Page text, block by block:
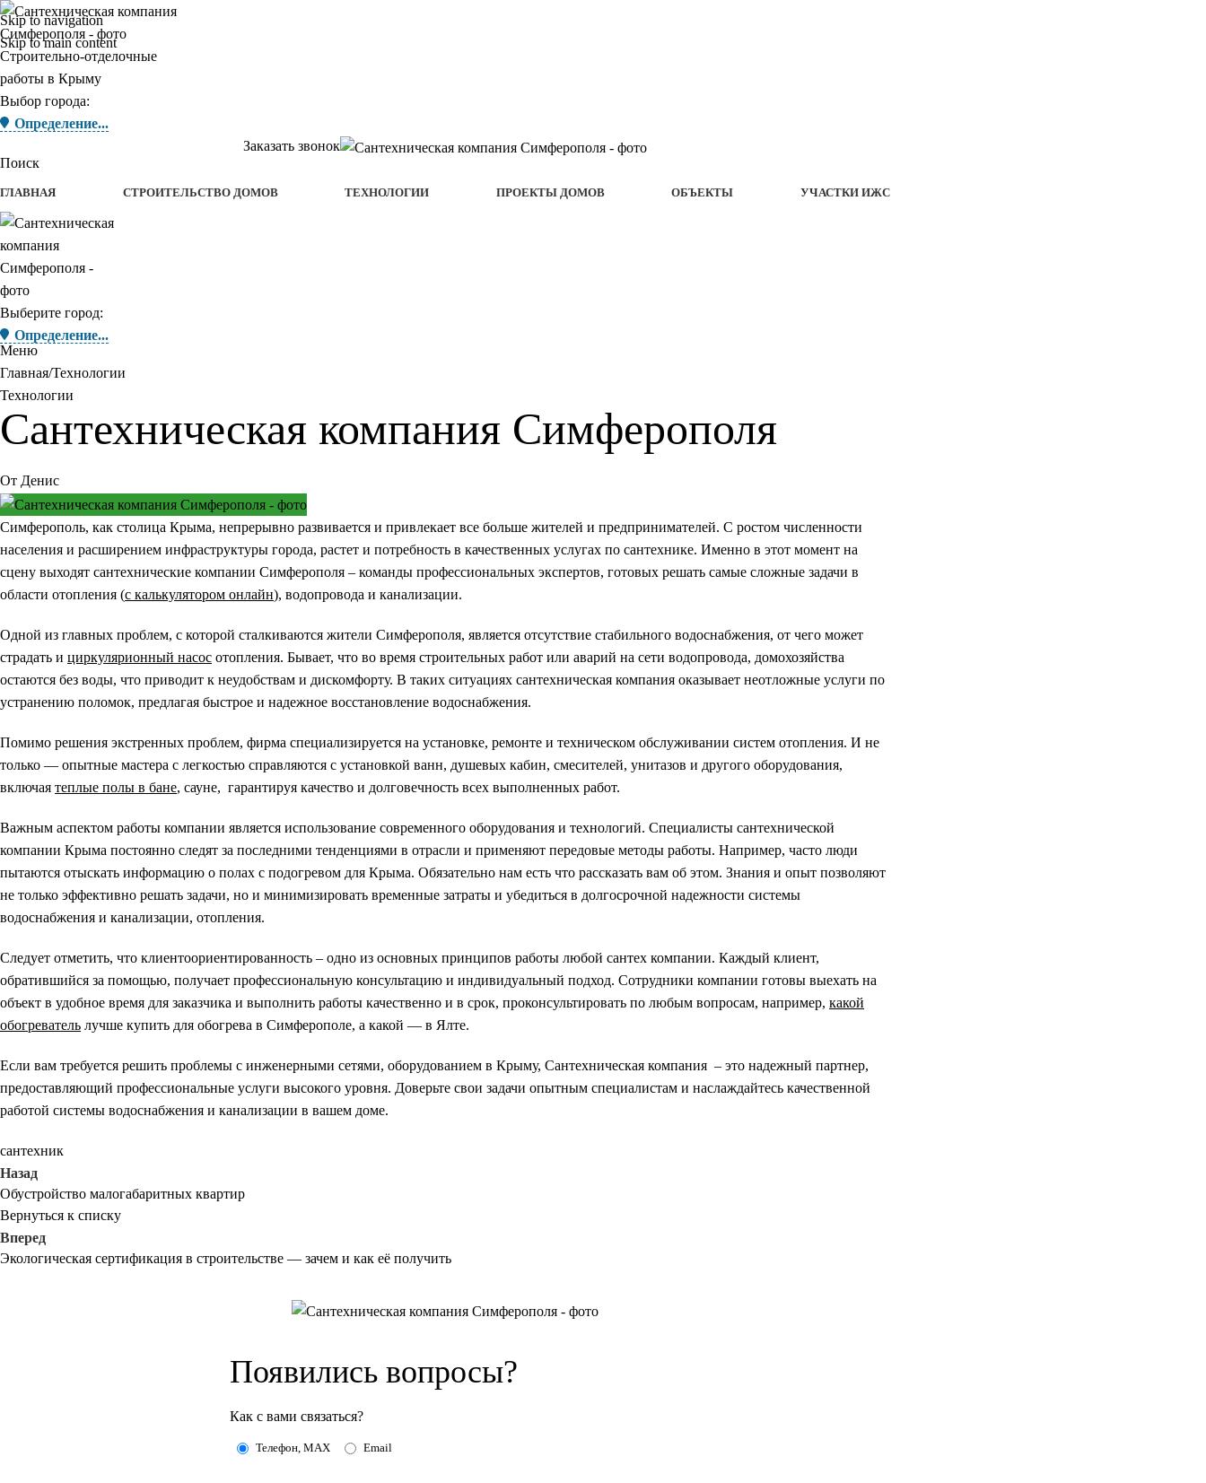
Skip to navigation
Skip to main content
Строительно-отделочные
работы в Крыму
Выбор города:
Определение...
Заказать звонок
Поиск
ГЛАВНАЯ СТРОИТЕЛЬСТВО ДОМОВ ТЕХНОЛОГИИ ПРОЕКТЫ ДОМОВ ОБЪЕКТЫ УЧАСТКИ ИЖС
Выберите город:
Определение...
Меню
Главная Технологии
Технологии
Сантехническая компания Симферополя
От Денис
Симферополь, как столица Крыма, непрерывно развивается и привлекает все больше жителей и предпринимателей. С ростом численности
населения и расширением инфраструктуры города, растет и потребность в качественных услугах по сантехнике. Именно в этот момент на
сцену выходят сантехнические компании Симферополя – команды профессиональных экспертов, готовых решать самые сложные задачи в
области отопления (с калькулятором онлайн), водопровода и канализации.
Одной из главных проблем, с которой сталкиваются жители Симферополя, является отсутствие стабильного водоснабжения, от чего может
страдать и циркулярионный насос отопления. Бывает, что во время строительных работ или аварий на сети водопровода, домохозяйства
остаются без воды, что приводит к неудобствам и дискомфорту. В таких ситуациях сантехническая компания оказывает неотложные услуги по
устранению поломок, предлагая быстрое и надежное восстановление водоснабжения.
Помимо решения экстренных проблем, фирма специализируется на установке, ремонте и техническом обслуживании систем отопления. И не
только — опытные мастера с легкостью справляются с установкой ванн, душевых кабин, смесителей, унитазов и другого оборудования,
включая теплые полы в бане, сауне, гарантируя качество и долговечность всех выполненных работ.
Важным аспектом работы компании является использование современного оборудования и технологий. Специалисты сантехнической
компании Крыма постоянно следят за последними тенденциями в отрасли и применяют передовые методы работы. Например, часто люди
пытаются отыскать информацию о полах с подогревом для Крыма. Обязательно нам есть что рассказать вам об этом. Знания и опыт позволяют
не только эффективно решать задачи, но и минимизировать временные затраты и убедиться в долгосрочной надежности системы
водоснабжения и канализации, отопления.
Следует отметить, что клиентоориентированность – одно из основных принципов работы любой сантех компании. Каждый клиент,
обратившийся за помощью, получает профессиональную консультацию и индивидуальный подход. Сотрудники компании готовы выехать на
объект в удобное время для заказчика и выполнить работы качественно и в срок, проконсультировать по любым вопросам, например, какой
обогреватель лучше купить для обогрева в Симферополе, а какой — в Ялте.
Если вам требуется решить проблемы с инженерными сетями, оборудованием в Крыму, Сантехническая компания – это надежный партнер,
предоставляющий профессиональные услуги высокого уровня. Доверьте свои задачи опытным специалистам и наслаждайтесь качественной
работой системы водоснабжения и канализации в вашем доме.
сантехник
Назад
Обустройство малогабаритных квартир
Вернуться к списку
Вперед
Экологическая сертификация в строительстве — зачем и как её получить
Появились вопросы?
Как с вами связаться?
Телефон, MAX Email